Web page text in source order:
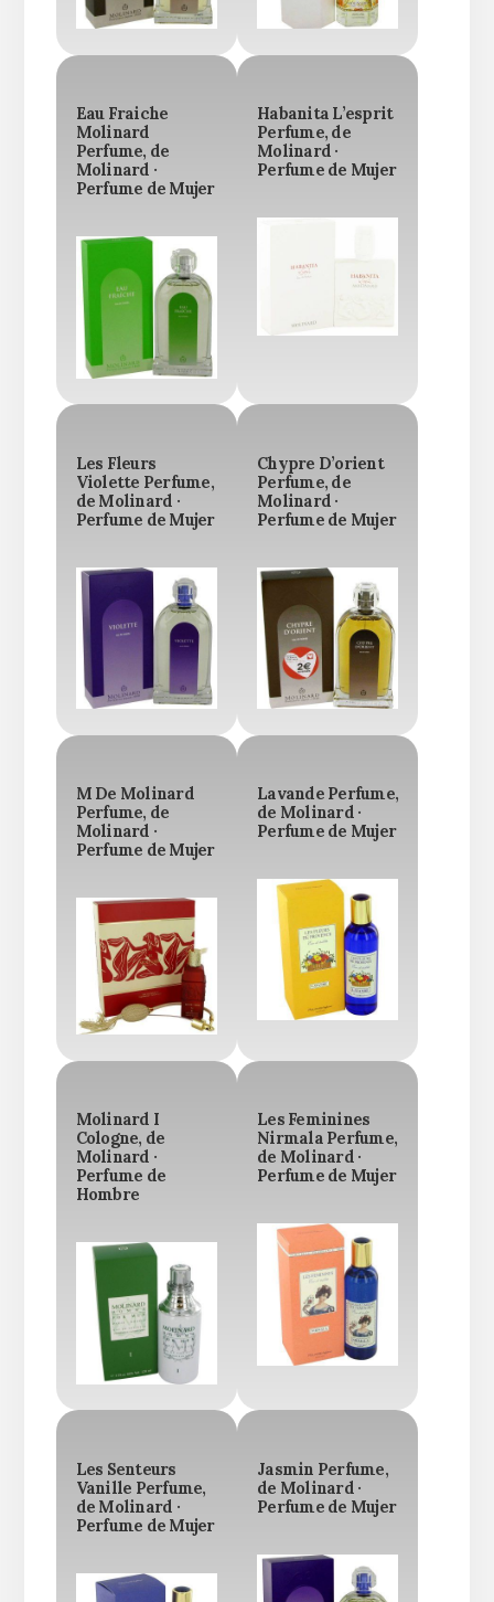
Eau Fraiche
Molinard
Perfume, de
Molinard ·
Perfume de Mujer
Habanita L’esprit
Perfume, de
Molinard ·
Perfume de Mujer
Les Fleurs
Violette Perfume,
de Molinard ·
Perfume de Mujer
Chypre D’orient
Perfume, de
Molinard ·
Perfume de Mujer
M De Molinard
Perfume, de
Molinard ·
Perfume de Mujer
Lavande Perfume,
de Molinard ·
Perfume de Mujer
Molinard I
Cologne, de
Molinard ·
Perfume de
Hombre
Les Feminines
Nirmala Perfume,
de Molinard ·
Perfume de Mujer
Les Senteurs
Vanille Perfume,
de Molinard ·
Perfume de Mujer
Jasmin Perfume,
de Molinard ·
Perfume de Mujer